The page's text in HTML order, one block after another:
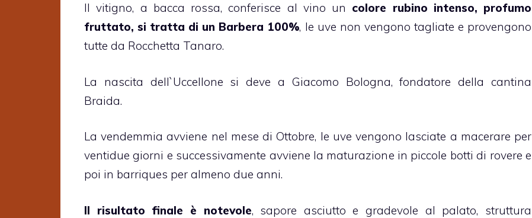
Il vitigno, a bacca rossa, conferisce al vino un colore rubino intenso, profumo
fruttato, si tratta di un Barbera 100%, le uve non vengono tagliate e provengono
tutte da Rocchetta Tanaro.
La nascita dell`Uccellone si deve a Giacomo Bologna, fondatore della cantina
Braida.
La vendemmia avviene nel mese di Ottobre, le uve vengono lasciate a macerare per
ventidue giorni e successivamente avviene la maturazione in piccole botti di rovere e
poi in barriques per almeno due anni.
Il risultato finale è notevole, sapore asciutto e gradevole al palato, struttura